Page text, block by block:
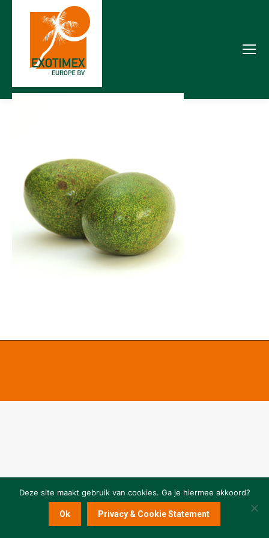
Deze site maakt gebruik van cookies. Ga je hiermee akkoord?
Ok Privacy & Cookie Statement